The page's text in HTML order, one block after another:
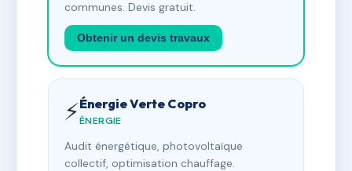
communes. Devis gratuit.
Obtenir un devis travaux
⚡Énergie Verte Copro
ÉNERGIE
Audit énergétique, photovoltaïque
collectif, optimisation chauffage.